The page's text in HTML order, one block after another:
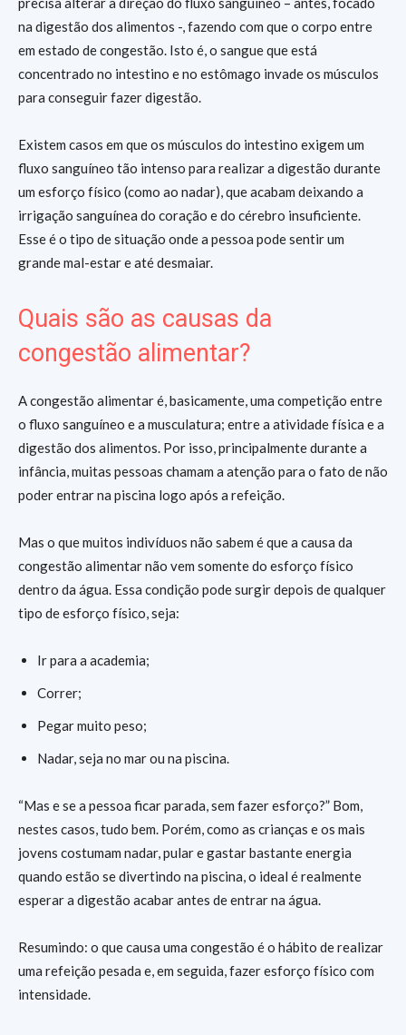
na digestão dos alimentos -, fazendo com que o corpo entre
em estado de congestão. Isto é, o sangue que está
concentrado no intestino e no estômago invade os músculos
para conseguir fazer digestão.
Existem casos em que os músculos do intestino exigem um
fluxo sanguíneo tão intenso para realizar a digestão durante
um esforço físico (como ao nadar), que acabam deixando a
irrigação sanguínea do coração e do cérebro insuficiente.
Esse é o tipo de situação onde a pessoa pode sentir um
grande mal-estar e até desmaiar.
Quais são as causas da
congestão alimentar?
A congestão alimentar é, basicamente, uma competição entre
o fluxo sanguíneo e a musculatura; entre a atividade física e a
digestão dos alimentos. Por isso, principalmente durante a
infância, muitas pessoas chamam a atenção para o fato de não
poder entrar na piscina logo após a refeição.
Mas o que muitos indivíduos não sabem é que a causa da
congestão alimentar não vem somente do esforço físico
dentro da água. Essa condição pode surgir depois de qualquer
tipo de esforço físico, seja:
Ir para a academia;
Correr;
Pegar muito peso;
Nadar, seja no mar ou na piscina.
“Mas e se a pessoa ficar parada, sem fazer esforço?” Bom,
nestes casos, tudo bem. Porém, como as crianças e os mais
jovens costumam nadar, pular e gastar bastante energia
quando estão se divertindo na piscina, o ideal é realmente
esperar a digestão acabar antes de entrar na água.
Resumindo: o que causa uma congestão é o hábito de realizar
uma refeição pesada e, em seguida, fazer esforço físico com
intensidade.